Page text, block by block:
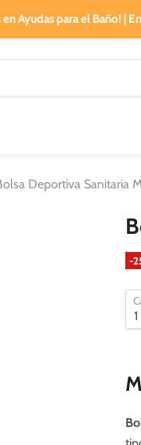
en Ayudas para el Baño! |
Deportiva Sanitaria
-